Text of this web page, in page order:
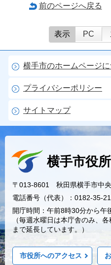
前のページへ戻る
表示 PC
横手市のホームページ
プライバシーポリシー
サイトマップ
横手市役所
〒013-8601 秋田県横手市中
電話番号（代表）：0182-35-
開庁時間：午前8時30分から午
（毎週水曜日は本庁舎のみ、
まで延長しています。）
市役所へのアクセス